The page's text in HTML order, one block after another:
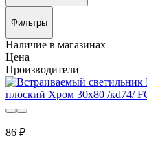
Фильтры
Наличие в магазинах
Цена
Производители
86 ₽